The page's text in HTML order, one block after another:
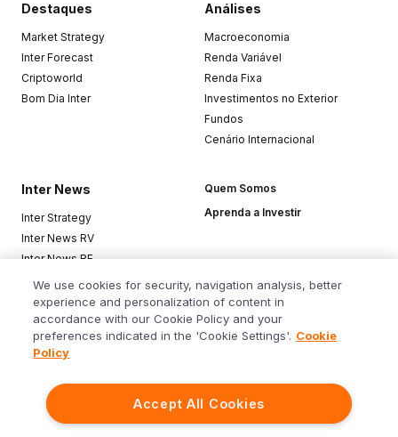
Siga o Inter
Destaques
Market Strategy
Inter Forecast
Criptoworld
Bom Dia Inter
Análises
Macroeconomia
Renda Variável
Renda Fixa
Investimentos no Exterior
Fundos
Cenário Internacional
Inter News
Inter Strategy
Inter News RV
Inter News RF
Top Funds
Quem Somos
Aprenda a Investir
Baixe o app
We use cookies for security, navigation analysis, better
experience and personalization of content in
accordance with our Cookie Policy and your
preferences indicated in the 'Cookie Settings'. Cookie
Policy
Accept All Cookies